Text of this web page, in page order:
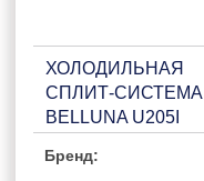
ХОЛОДИЛЬНАЯ
СПЛИТ-СИСТЕМА
BELLUNA U205I
Бренд: